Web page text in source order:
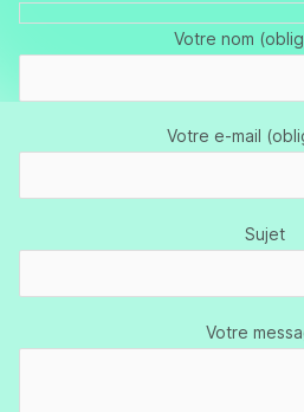
Votre nom
Votre e-mail
Sujet
Votre